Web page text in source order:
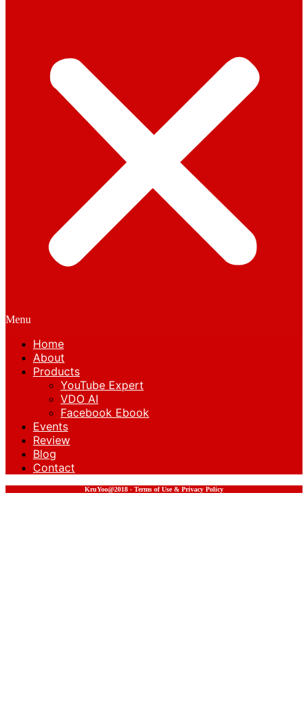
Menu
Home
About
Products
YouTube Expert
VDO AI
Facebook Ebook
Events
Review
Blog
Contact
KruYoo@2018 - Terms of Use & Privacy Policy